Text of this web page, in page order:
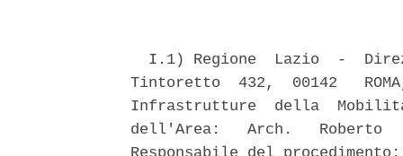
I.1) Regione  Lazio  -
Tintoretto  432,  00142
Infrastrutture  della
dell'Area:   Arch.   Roberto